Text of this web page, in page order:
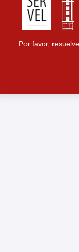
Por favor,